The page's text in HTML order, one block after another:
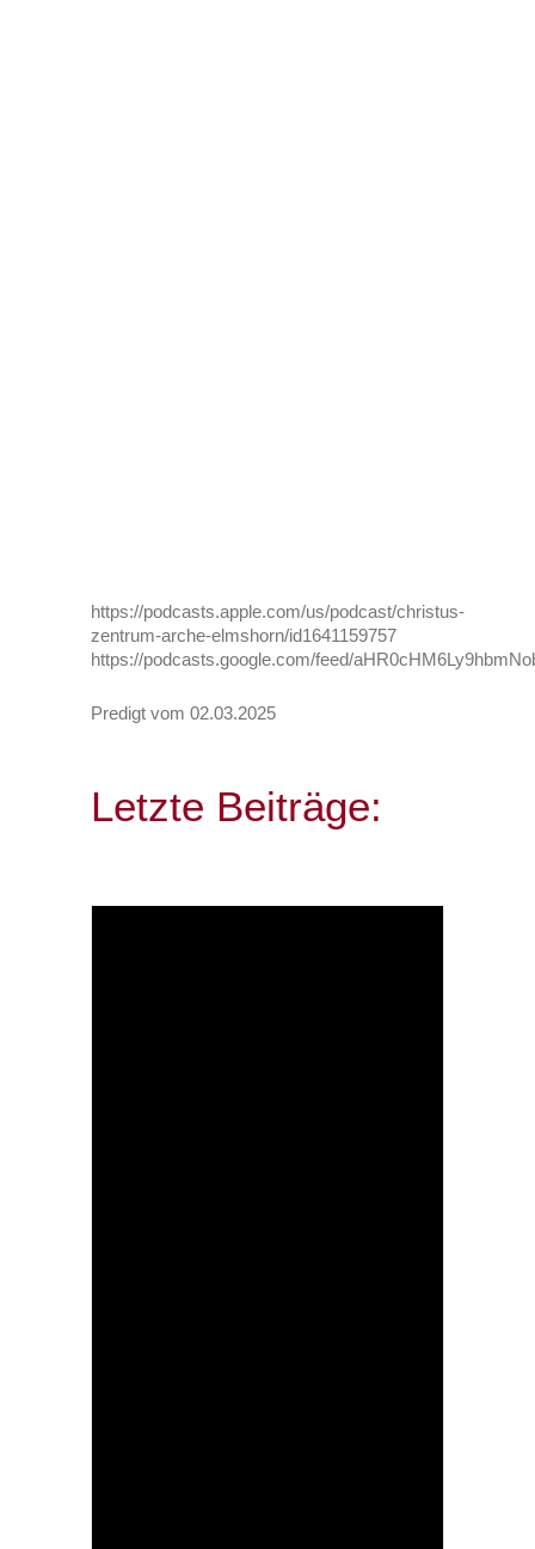
https://podcasts.apple.com/us/podcast/christus-
zentrum-arche-elmshorn/id1641159757
https://podcasts.google.com/feed/
Predigt vom 02.03.2025
Letzte Beiträge: